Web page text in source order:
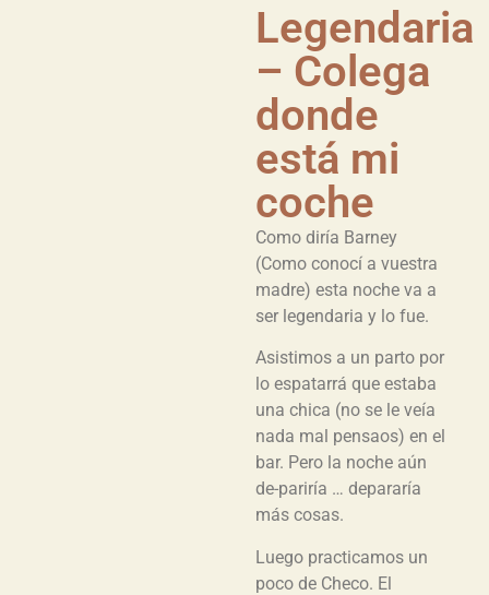
Legendaria
– Colega
donde
está mi
coche
Como diría Barney
(Como conocí a vuestra
madre) esta noche va a
ser legendaria y lo fue.
Asistimos a un parto por
lo espatarrá que estaba
una chica (no se le veía
nada mal pensaos) en el
bar. Pero la noche aún
de-pariría … depararía
más cosas.
Luego practicamos un
poco de Checo. El